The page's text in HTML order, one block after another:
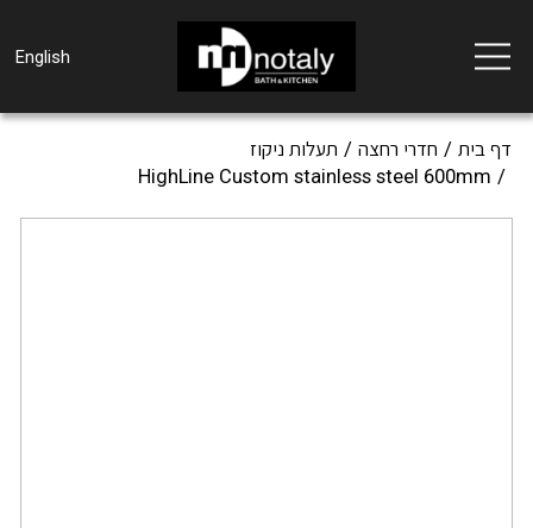
Toggle
navigation
English
דף בית חדרי רחצה
תעלות ניקוז
HighLine Custom stainless steel 600mm